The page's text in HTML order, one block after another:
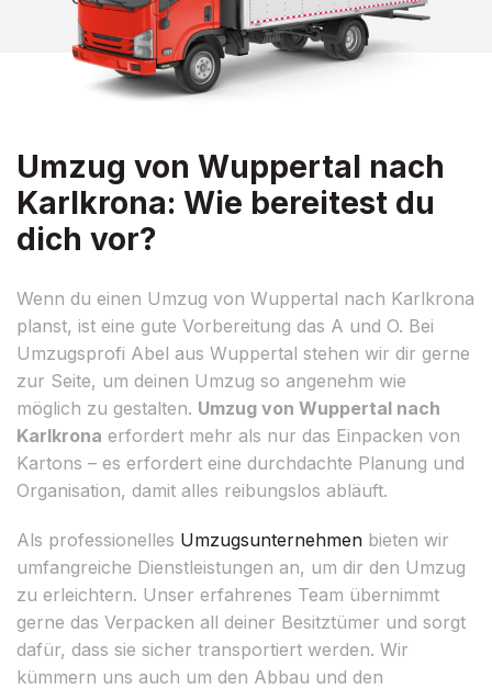
Umzug von Wuppertal nach
Karlkrona: Wie bereitest du
dich vor?
Wenn du einen Umzug von Wuppertal nach Karlkrona
planst, ist eine gute Vorbereitung das A und O. Bei
Umzugsprofi Abel aus Wuppertal stehen wir dir gerne
zur Seite, um deinen Umzug so angenehm wie
möglich zu gestalten. Umzug von Wuppertal nach
Karlkrona erfordert mehr als nur das Einpacken von
Kartons – es erfordert eine durchdachte Planung und
Organisation, damit alles reibungslos abläuft.
Als professionelles Umzugsunternehmen bieten wir
umfangreiche Dienstleistungen an, um dir den Umzug
zu erleichtern. Unser erfahrenes Team übernimmt
gerne das Verpacken all deiner Besitztümer und sorgt
dafür, dass sie sicher transportiert werden. Wir
kümmern uns auch um den Abbau und den